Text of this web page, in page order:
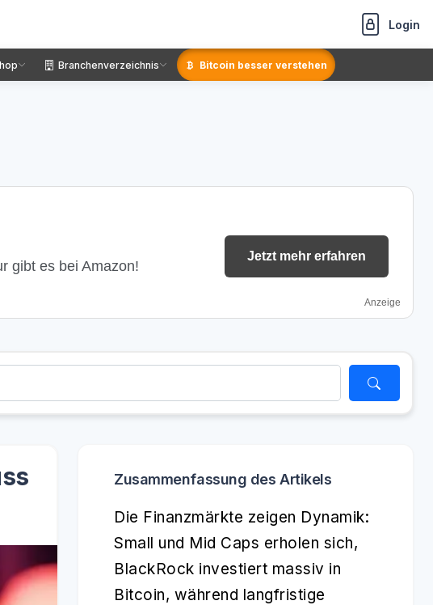
Login
Branchenverzeichnis Bitcoin besser verstehen
gibt es bei Amazon!
Jetzt mehr erfahren
Anzeige
Zusammenfassung des Artikels
Die Finanzmärkte zeigen Dynamik:
Small und Mid Caps erholen sich,
BlackRock investiert massiv in
Bitcoin, während langfristige